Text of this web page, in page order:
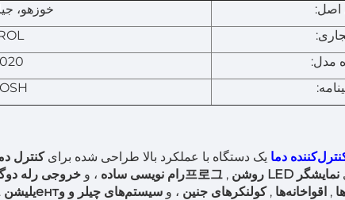
اصل:
خوزهو،
مدل:
دما یک دستگاه با عملکرد بالا طراحی شده برایکنترل
نمایشگر LED روشن , 프로그رام نویسی ساده ، و خروجی رله
, اقواخانه‌ها ,کولنکرهای جنین ، و سیستم‌های چیلر و وентیلیشن
.